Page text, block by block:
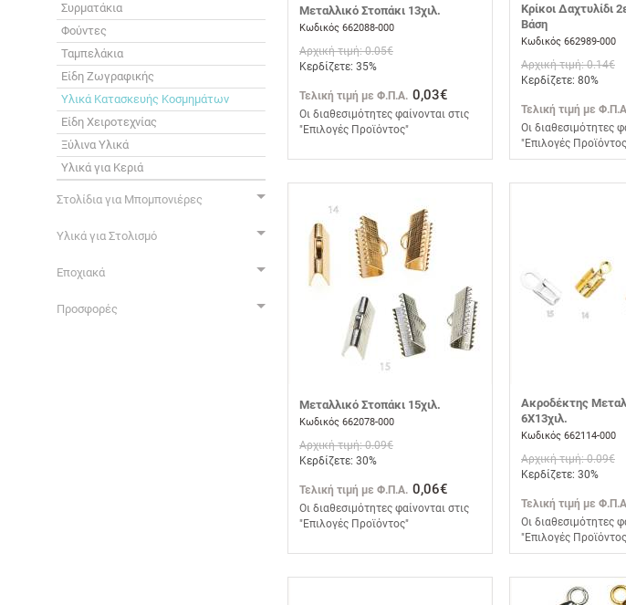
Συρματάκια
Φούντες
Ταμπελάκια
Είδη Ζωγραφικής
Υλικά Κατασκευής Κοσμημάτων
Είδη Χειροτεχνίας
Ξύλινα Υλικά
Υλικά για Κεριά
Στολίδια για Μπομπονιέρες
Υλικά για Στολισμό
Εποχιακά
Προσφορές
Μεταλλικό Στοπάκι 13χιλ.
Κωδικός 662088-000
Αρχική τιμή: 0.05€
Κερδίζετε: 35%
Τελική τιμή με Φ.Π.Α. 0,03€
Οι διαθεσιμότητες φαίνονται στις
"Επιλογές Προϊόντος"
Κρίκοι Δαχτυλίδι
Βάση
Κωδικός 662989-000
Αρχική τιμή: 0.14€
Κερδίζετε: 80%
Τελική τιμή με
Οι διαθεσιμότητες
"Επιλογές
Μεταλλικό Στοπάκι 15χιλ.
Κωδικός 662078-000
Αρχική τιμή: 0.09€
Κερδίζετε: 30%
Τελική τιμή με Φ.Π.Α. 0,06€
Οι διαθεσιμότητες φαίνονται στις
"Επιλογές Προϊόντος"
Ακροδέκτης
6Χ13χιλ.
Κωδικός 662114-000
Αρχική τιμή: 0.09€
Κερδίζετε: 30%
Τελική τιμή με
Οι διαθεσιμότητες
"Επιλογές